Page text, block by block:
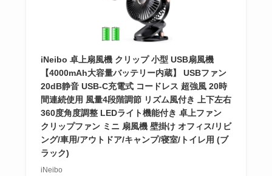
iNeibo 卓上扇風機 クリップ 小型 USB扇風機
【4000mAh大容量バッテリー内蔵】 USBファン
20dB静音 USB-C充電式 コードレス 超強風 20時
間連続使用 風量4段階調節 リズム風付き 上下左右
360度角度調整 LEDライト機能付き 卓上ファン
クリップファン ミニ 扇風機 壁掛け オフィス/リビ
ング/車用/アウトドア/キャンプ/寝室/トイレ用 (ブ
ラック)
iNeibo